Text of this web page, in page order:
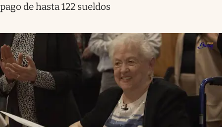
pago de hasta 122 sueldos